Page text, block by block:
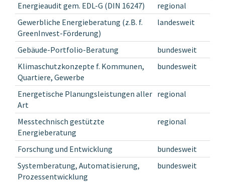
Energieaudit gem. EDL-G (DIN 16247)
regional
Gewerbliche Energieberatung (z.B. f.
GreenInvest-Förderung)
landesweit
Gebäude-Portfolio-Beratung
bundesweit
Klimaschutzkonzepte f. Kommunen,
Quartiere, Gewerbe
bundesweit
Energetische Planungsleistungen aller
Art
regional
Messtechnisch gestützte
Energieberatung
regional
Forschung und Entwicklung
bundesweit
Systemberatung, Automatisierung,
Prozessentwicklung
bundesweit